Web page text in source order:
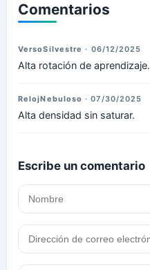
Comentarios
VersoSilvestre· 06/12/2025
Alta rotación de aprendizaje.
RelojNebuloso· 07/30/2025
Alta densidad sin saturar.
Escribe un comentario